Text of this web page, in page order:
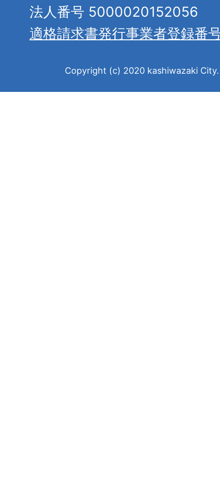
法人番号 5000020152056
適格請求書発行事業者登録番
Copyright (c) 2020 kashiwazaki